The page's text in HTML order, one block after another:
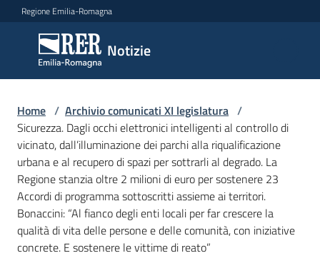
Vai al contenuto
Vai alla navigazione
Vai al footer
Regione Emilia-Romagna
Notizie
Notizie
Comunicati
stampa
Cerca
un
comunicato
Risorse
Home / Archivio comunicati XI legislatura /
Sicurezza. Dagli occhi elettronici intelligenti al controllo di
vicinato, dall’illuminazione dei parchi alla riqualificazione
urbana e al recupero di spazi per sottrarli al degrado. La
Regione stanzia oltre 2 milioni di euro per sostenere 23
Accordi di programma sottoscritti assieme ai territori.
Bonaccini: “Al fianco degli enti locali per far crescere la
qualità di vita delle persone e delle comunità, con iniziative
concrete. E sostenere le vittime di reato”